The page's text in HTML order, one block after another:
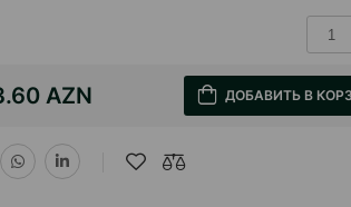
AZN ДОБАВИТЬ В